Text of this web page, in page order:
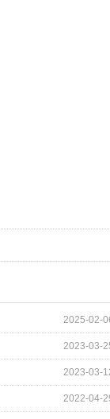
2025-02-
2023-03-
2023-03-
2022-04-